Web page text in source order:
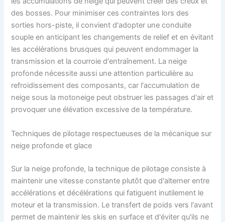
des bosses. Pour minimiser ces contraintes lors des
sorties hors-piste, il convient d'adopter une conduite
souple en anticipant les changements de relief et en évitant
les accélérations brusques qui peuvent endommager la
transmission et la courroie d'entraînement. La neige
profonde nécessite aussi une attention particulière au
refroidissement des composants, car l'accumulation de
neige sous la motoneige peut obstruer les passages d'air et
provoquer une élévation excessive de la température.
Techniques de pilotage respectueuses de la mécanique sur
neige profonde et glace
Sur la neige profonde, la technique de pilotage consiste à
maintenir une vitesse constante plutôt que d'alterner entre
accélérations et décélérations qui fatiguent inutilement le
moteur et la transmission. Le transfert de poids vers l'avant
permet de maintenir les skis en surface et d'éviter qu'ils ne